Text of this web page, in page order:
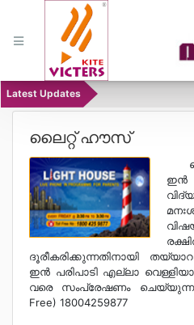
Home
Featured
Play lists
Programs
YouTube
Channel
Latest Updates
ലൈറ്റ് ഹൗസ്
ഇന്‍
ദൂരീകരിക്കുന്നതിനായി
ഇന്‍ പരിപാടി എല്ലാ
വരെ സംപ്രേഷണം ചെയ്യുന്നു.
Free) 18004259877